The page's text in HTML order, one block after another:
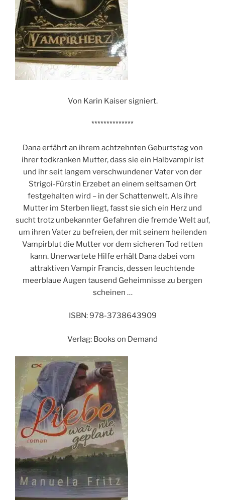
Von Karin Kaiser signiert.
**************
Dana erfährt an ihrem achtzehnten Geburtstag von
ihrer todkranken Mutter, dass sie ein Halbvampir ist
und ihr seit langem verschwundener Vater von der
Strigoi-Fürstin Erzebet an einem seltsamen Ort
festgehalten wird – in der Schattenwelt. Als ihre
Mutter im Sterben liegt, fasst sie sich ein Herz und
sucht trotz unbekannter Gefahren die fremde Welt auf,
um ihren Vater zu befreien, der mit seinem heilenden
Vampirblut die Mutter vor dem sicheren Tod retten
kann. Unerwartete Hilfe erhält Dana dabei vom
attraktiven Vampir Francis, dessen leuchtende
meerblaue Augen tausend Geheimnisse zu bergen
scheinen …
ISBN: 978-3738643909
Verlag: Books on Demand